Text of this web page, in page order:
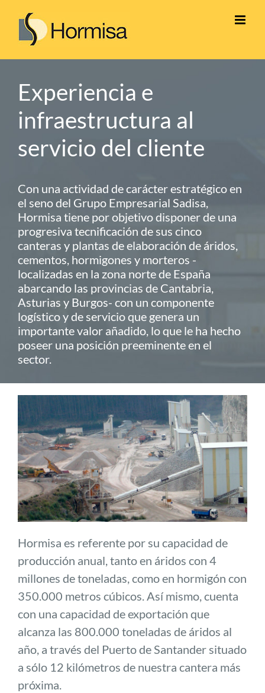
Saltar
contenido
Experiencia e
infraestructura al
servicio del cliente
Con una actividad de carácter estratégico en
el seno del Grupo Empresarial Sadisa,
Hormisa tiene por objetivo disponer de una
progresiva tecnificación de sus cinco
canteras y plantas de elaboración de áridos,
cementos, hormigones y morteros -
localizadas en la zona norte de España
abarcando las provincias de Cantabria,
Asturias y Burgos- con un componente
logístico y de servicio que genera un
importante valor añadido, lo que le ha hecho
poseer una posición preeminente en el
sector.
Hormisa es referente por su capacidad de
producción anual, tanto en áridos con 4
millones de toneladas, como en hormigón con
350.000 metros cúbicos. Así mismo, cuenta
con una capacidad de exportación que
alcanza las 800.000 toneladas de áridos al
año, a través del Puerto de Santander situado
a sólo 12 kilómetros de nuestra cantera más
próxima.